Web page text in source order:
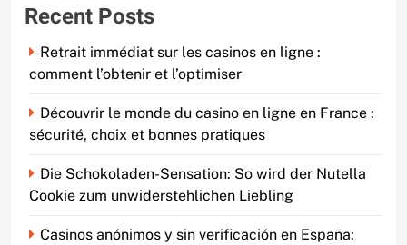
Recent Posts
Retrait immédiat sur les casinos en ligne :
comment l’obtenir et l’optimiser
Découvrir le monde du casino en ligne en France :
sécurité, choix et bonnes pratiques
Die Schokoladen-Sensation: So wird der Nutella
Cookie zum unwiderstehlichen Liebling
Casinos anónimos y sin verificación en España: